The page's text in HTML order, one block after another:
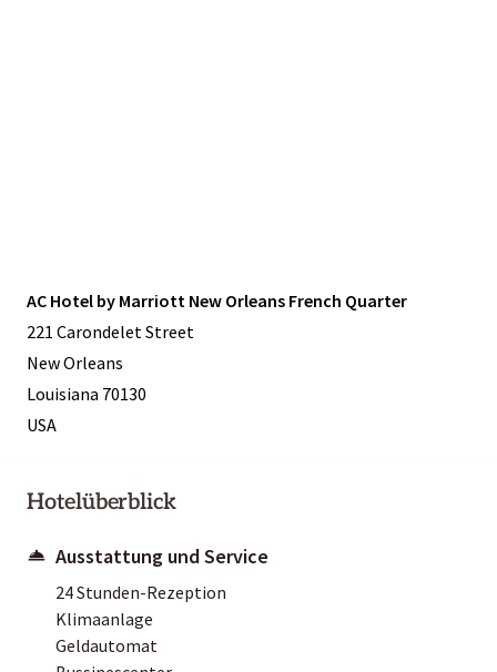
AC Hotel by Marriott New Orleans French Quarter
221 Carondelet Street
New Orleans
Louisiana 70130
USA
Hotelüberblick
Ausstattung und Service
24 Stunden-Rezeption
Klimaanlage
Geldautomat